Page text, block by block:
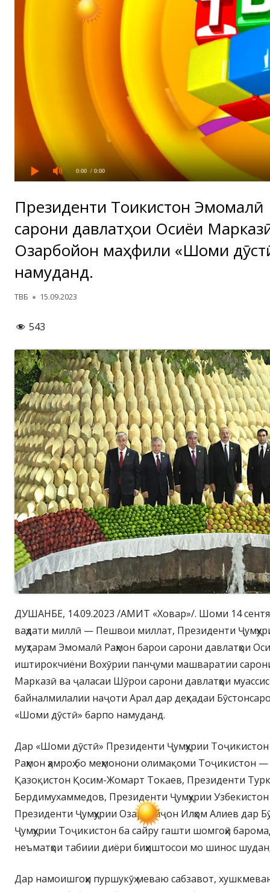
0:00 / 0:00
Президенти Тоҷикистон
сарони давлатҳои Осиёи
Озарбойҷон маҳфили «Шоми
намуданд.
Автор
ТВБ Опубликовано
15.09.2023
543
ДУШАНБЕ, 14.09.2023 /АМИТ «Ховар»/. Шоми 14
ваҳдати миллӣ — Пешвои миллат, Президенти
муҳтарам Эмомалӣ Раҳмон барои сарони давлатҳои
иштирокчиёни Вохӯрии панҷуми машваратии
Марказӣ ва ҷаласаи Шӯрои сарони давлатҳои
байналмилалии наҷоти Арал дар деҳкадаи
«Шоми дӯстӣ» барпо намуданд.
Дар «Шоми дӯстӣ» Президенти Ҷумҳурии
Раҳмон ҳамроҳ бо меҳмонони олимақоми Тоҷикистон
Қазоқистон Қосим-Жомарт Токаев, Президенти
Бердимухаммедов, Президенти Ҷумҳурии
Президенти Ҷумҳурии Озарбойҷон Илҳом Алиев дар
Ҷумҳурии Тоҷикистон ба сайру гашти шомгоҳӣ
неъматҳои табиии диёри биҳиштосои мо шинос
Дар намоишгоҳи пуршукӯҳ меваю сабзавот,